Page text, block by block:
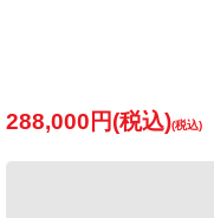
288,000円(税込)